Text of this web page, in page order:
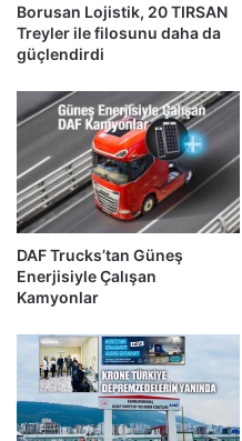
Borusan Lojistik, 20 TIRSAN
Treyler ile filosunu daha da
güçlendirdi
DAF Trucks’tan Güneş
Enerjisiyle Çalışan
Kamyonlar